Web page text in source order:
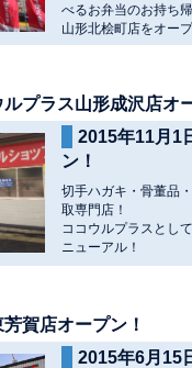
べるお弁当のお持ち
山形北桧町店をオー
プラス山形成沢店オ
2015年11
ン！
切手ハガキ・骨董品
取専門店！
ココウルプラスとし
ニューアル！
賀店オープン！
2015年6